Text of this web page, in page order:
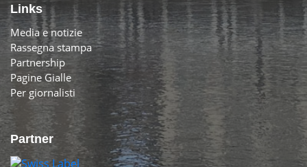
Links
Media e notizie
Rassegna stampa
Partnership
Pagine Gialle
Per giornalisti
Partner